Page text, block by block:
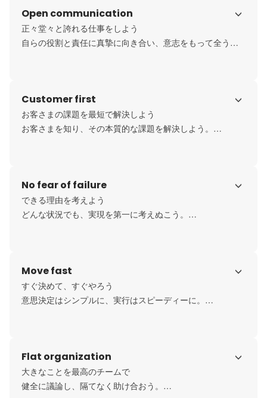
Open communication
正々堂々と誇れる仕事をしよう
自らの役割と責任に真摯に向き合い、意志をもって全うし
Customer first
お客さまの課題を最短で解決しよう
お客さまを知り、その本質的な課題を解決しよう。
No fear of failure
できる理由を考えよう
どんな状況でも、実現を第一に考えぬこう。
Move fast
すぐ決めて、すぐやろう
意思決定はシンプルに、実行はスピーディーに。
Flat organization
大きなことを最高のチームで
健全に議論し、隔てなく助け合おう。